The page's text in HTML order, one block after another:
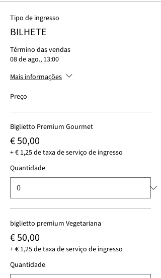
Tipo de ingresso
BILHETE
Término das vendas
08 de ago., 13:00
Mais informações
Preço
Biglietto Premium Gourmet
€ 50,00
+ € 1,25 de taxa de serviço de ingresso
Quantidade
biglietto premium Vegetariana
€ 50,00
+ € 1,25 de taxa de serviço de ingresso
Quantidade